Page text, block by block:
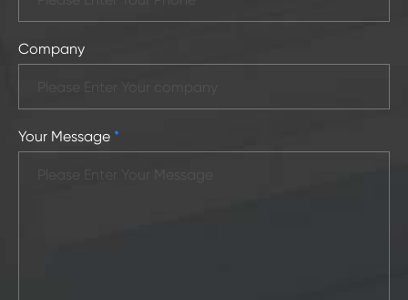
Company
Your Message *